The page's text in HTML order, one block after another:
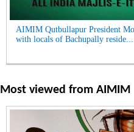
AIMIM Qutbullapur President
with locals of Bachupally reside...
Most viewed from AIMIM